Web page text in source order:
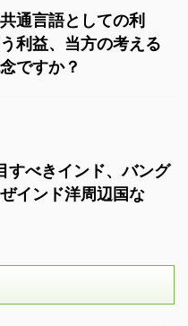
通言語としての利
利益、当方の考える
ですか？
すべきインド、バング
インド洋周辺国な